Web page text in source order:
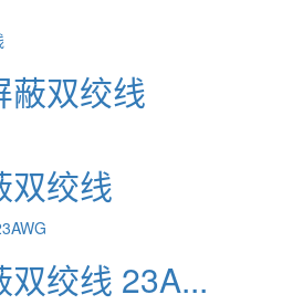
蔽双绞线
双绞线
绞线 23A...